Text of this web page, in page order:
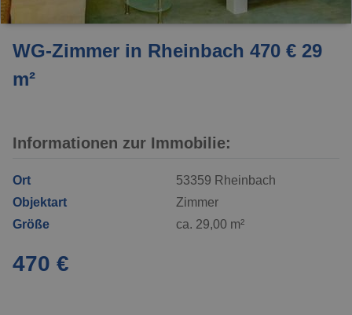
WG-Zimmer in Rheinbach 470 € 29
m²
Informationen zur Immobilie:
Ort
53359 Rheinbach
Objektart
Zimmer
Größe
ca. 29,00 m²
470 €